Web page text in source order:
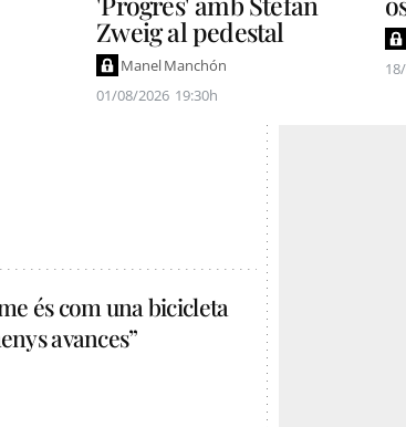
Zweig al pedestal
Manel Manchón
01/08/2026 19:30h
és com una bicicleta
avances”